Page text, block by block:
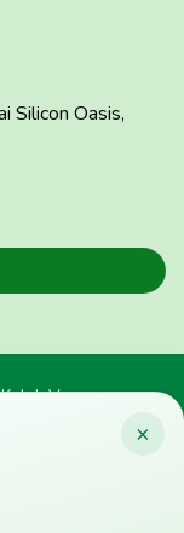
×
Silicon Oasis,
Ver